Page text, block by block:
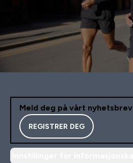
Meld deg på vårt nyhetsbrev
REGISTRER DEG